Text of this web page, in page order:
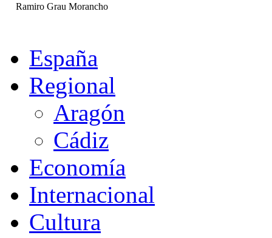
Ramiro Grau Morancho
España
Regional
Aragón
Cádiz
Economía
Internacional
Cultura